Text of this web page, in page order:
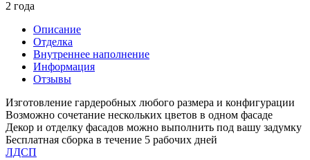
2 года
Описание
Отделка
Внутреннее наполнение
Информация
Отзывы
Изготовление гардеробных любого размера и конфигурации
Возможно сочетание нескольких цветов в одном фасаде
Декор и отделку фасадов можно выполнить под вашу задумку
Бесплатная сборка в течение 5 рабочих дней
ЛДСП